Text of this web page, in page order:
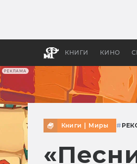
РЕКЛАМА
КНИГИ КИНО
Книги Миры #